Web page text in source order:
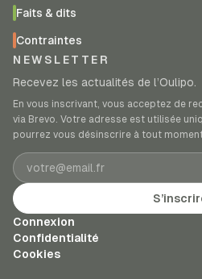
Faits & dits
Contraintes
NEWSLETTER
Recevez les actualités de l’Oulipo.
En vous inscrivant, vous acceptez de
via Brevo. Votre adresse est utilisée
pourrez vous désinscrire à tout
Adresse e-mail
Connexion
Confidentialité
Cookies